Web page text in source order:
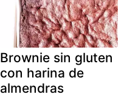
Brownie sin gluten
con harina de
almendras